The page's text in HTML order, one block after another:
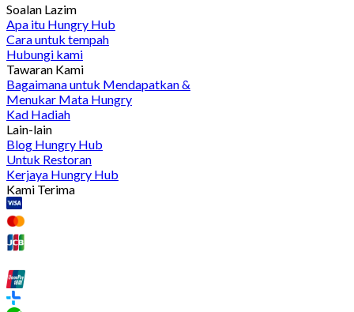
Soalan Lazim
Apa itu Hungry Hub
Cara untuk tempah
Hubungi kami
Tawaran Kami
Bagaimana untuk Mendapatkan &
Menukar Mata Hungry
Kad Hadiah
Lain-lain
Blog Hungry Hub
Untuk Restoran
Kerjaya Hungry Hub
Kami Terima